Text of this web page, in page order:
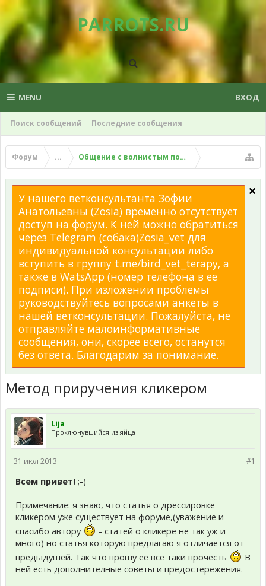
PARROTS.RU
MENU
Поиск сообщений Последние сообщения
ВХОД
Форум ... Общение с волнистым попугаем
У нашего ветконсультанта Зофии
Анатольевны (Zosia) временно отсутствует
доступ на форум. К ней можно обратиться
через Telegram (собака)Zosia_vet для
индивидуальной консультации либо
вступить в группу t.me/bird_vet_terapy, а
также в WatsApp (номер телефона в её
подписи). При изложении проблемы
руководствуйтесь вопросами анкеты в
нашей ветконсультации. Пожалуйста, не
отправляйте малоинформативные
сообщения, они, скорее всего, останутся
без ответа. Благодарим за понимание.
Метод приручения кликером
Lija
Проклюнувшийся из яйца
#1
31 июл 2013
Всем привет! ;-)
Примечание: я знаю, что статья о дрессировке
кликером уже существует на форуме,(уважение и
спасибо автору
- статей о кликере не так уж и
много) но статья которую предлагаю я отличается от
предыдушей. Так что прошу её все таки прочесть
В
ней есть дополнителные советы и предостережения.